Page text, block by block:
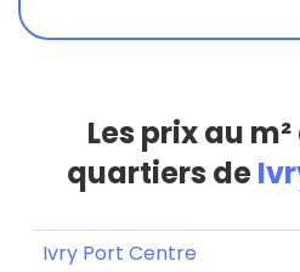
Les prix au
quartiers de
Ivry Port Centre